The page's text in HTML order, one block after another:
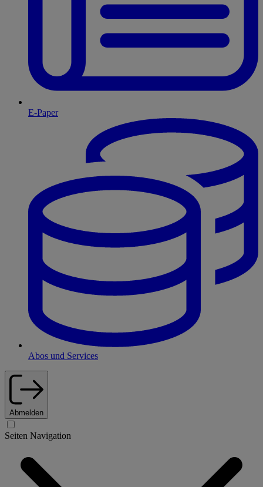
E-Paper
Abos und Services
Abmelden
Seiten Navigation